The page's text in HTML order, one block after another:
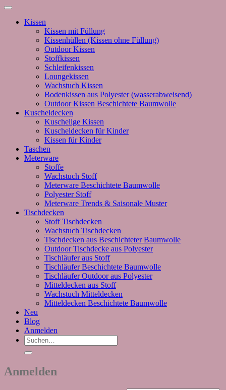
Kissen
Kissen mit Füllung
Kissenhüllen (Kissen ohne Füllung)
Outdoor Kissen
Stoffkissen
Schleifenkissen
Loungekissen
Wachstuch Kissen
Bodenkissen aus Polyester (wasserabweisend)
Outdoor Kissen Beschichtete Baumwolle
Kuscheldecken
Kuschelige Kissen
Kuscheldecken für Kinder
Kissen für Kinder
Taschen
Meterware
Stoffe
Wachstuch Stoff
Meterware Beschichtete Baumwolle
Polyester Stoff
Meterware Trends & Saisonale Muster
Tischdecken
Stoff Tischdecken
Wachstuch Tischdecken
Tischdecken aus Beschichteter Baumwolle
Outdoor Tischdecke aus Polyester
Tischläufer aus Stoff
Tischläufer Beschichtete Baumwolle
Tischläufer Outdoor aus Polyester
Mitteldecken aus Stoff
Wachstuch Mitteldecken
Mitteldecken Beschichtete Baumwolle
Neu
Blog
Anmelden
Suchen
nach:
Anmelden